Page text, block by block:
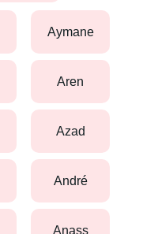
aymane
aren
azad
andré
anass